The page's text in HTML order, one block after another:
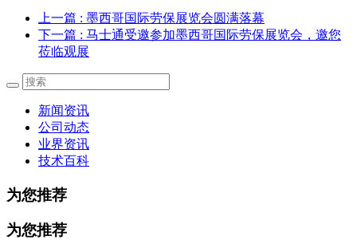
上一篇 : 墨西哥国际劳保展览会圆满落幕
下一篇 : 马士通受邀参加墨西哥国际劳保展览会，邀您
莅临观展
新闻资讯
公司动态
业界资讯
技术百科
为您推荐
为您推荐